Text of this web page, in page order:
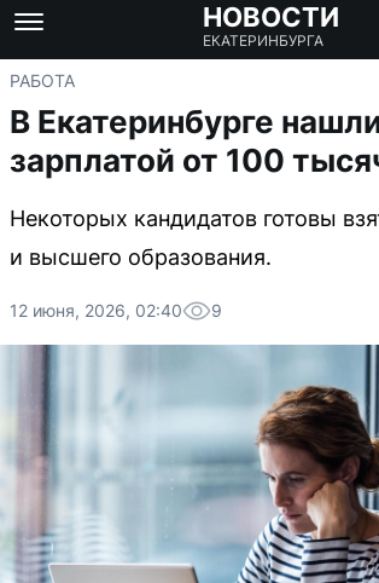
НОВОСТИ
ЕКАТЕРИНБУРГА
РАБОТА
В Екатеринбурге
зарплатой от 100
Некоторых кандидатов готовы
и высшего образования.
12 июня, 2026, 02:40 9